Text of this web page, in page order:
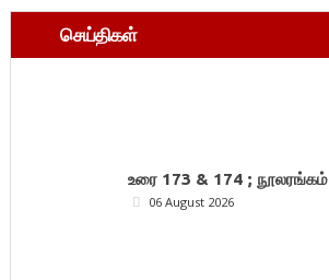
செய்திகள்
உரை 173 & 174 ; நூலரங்கம்
06 August 2026